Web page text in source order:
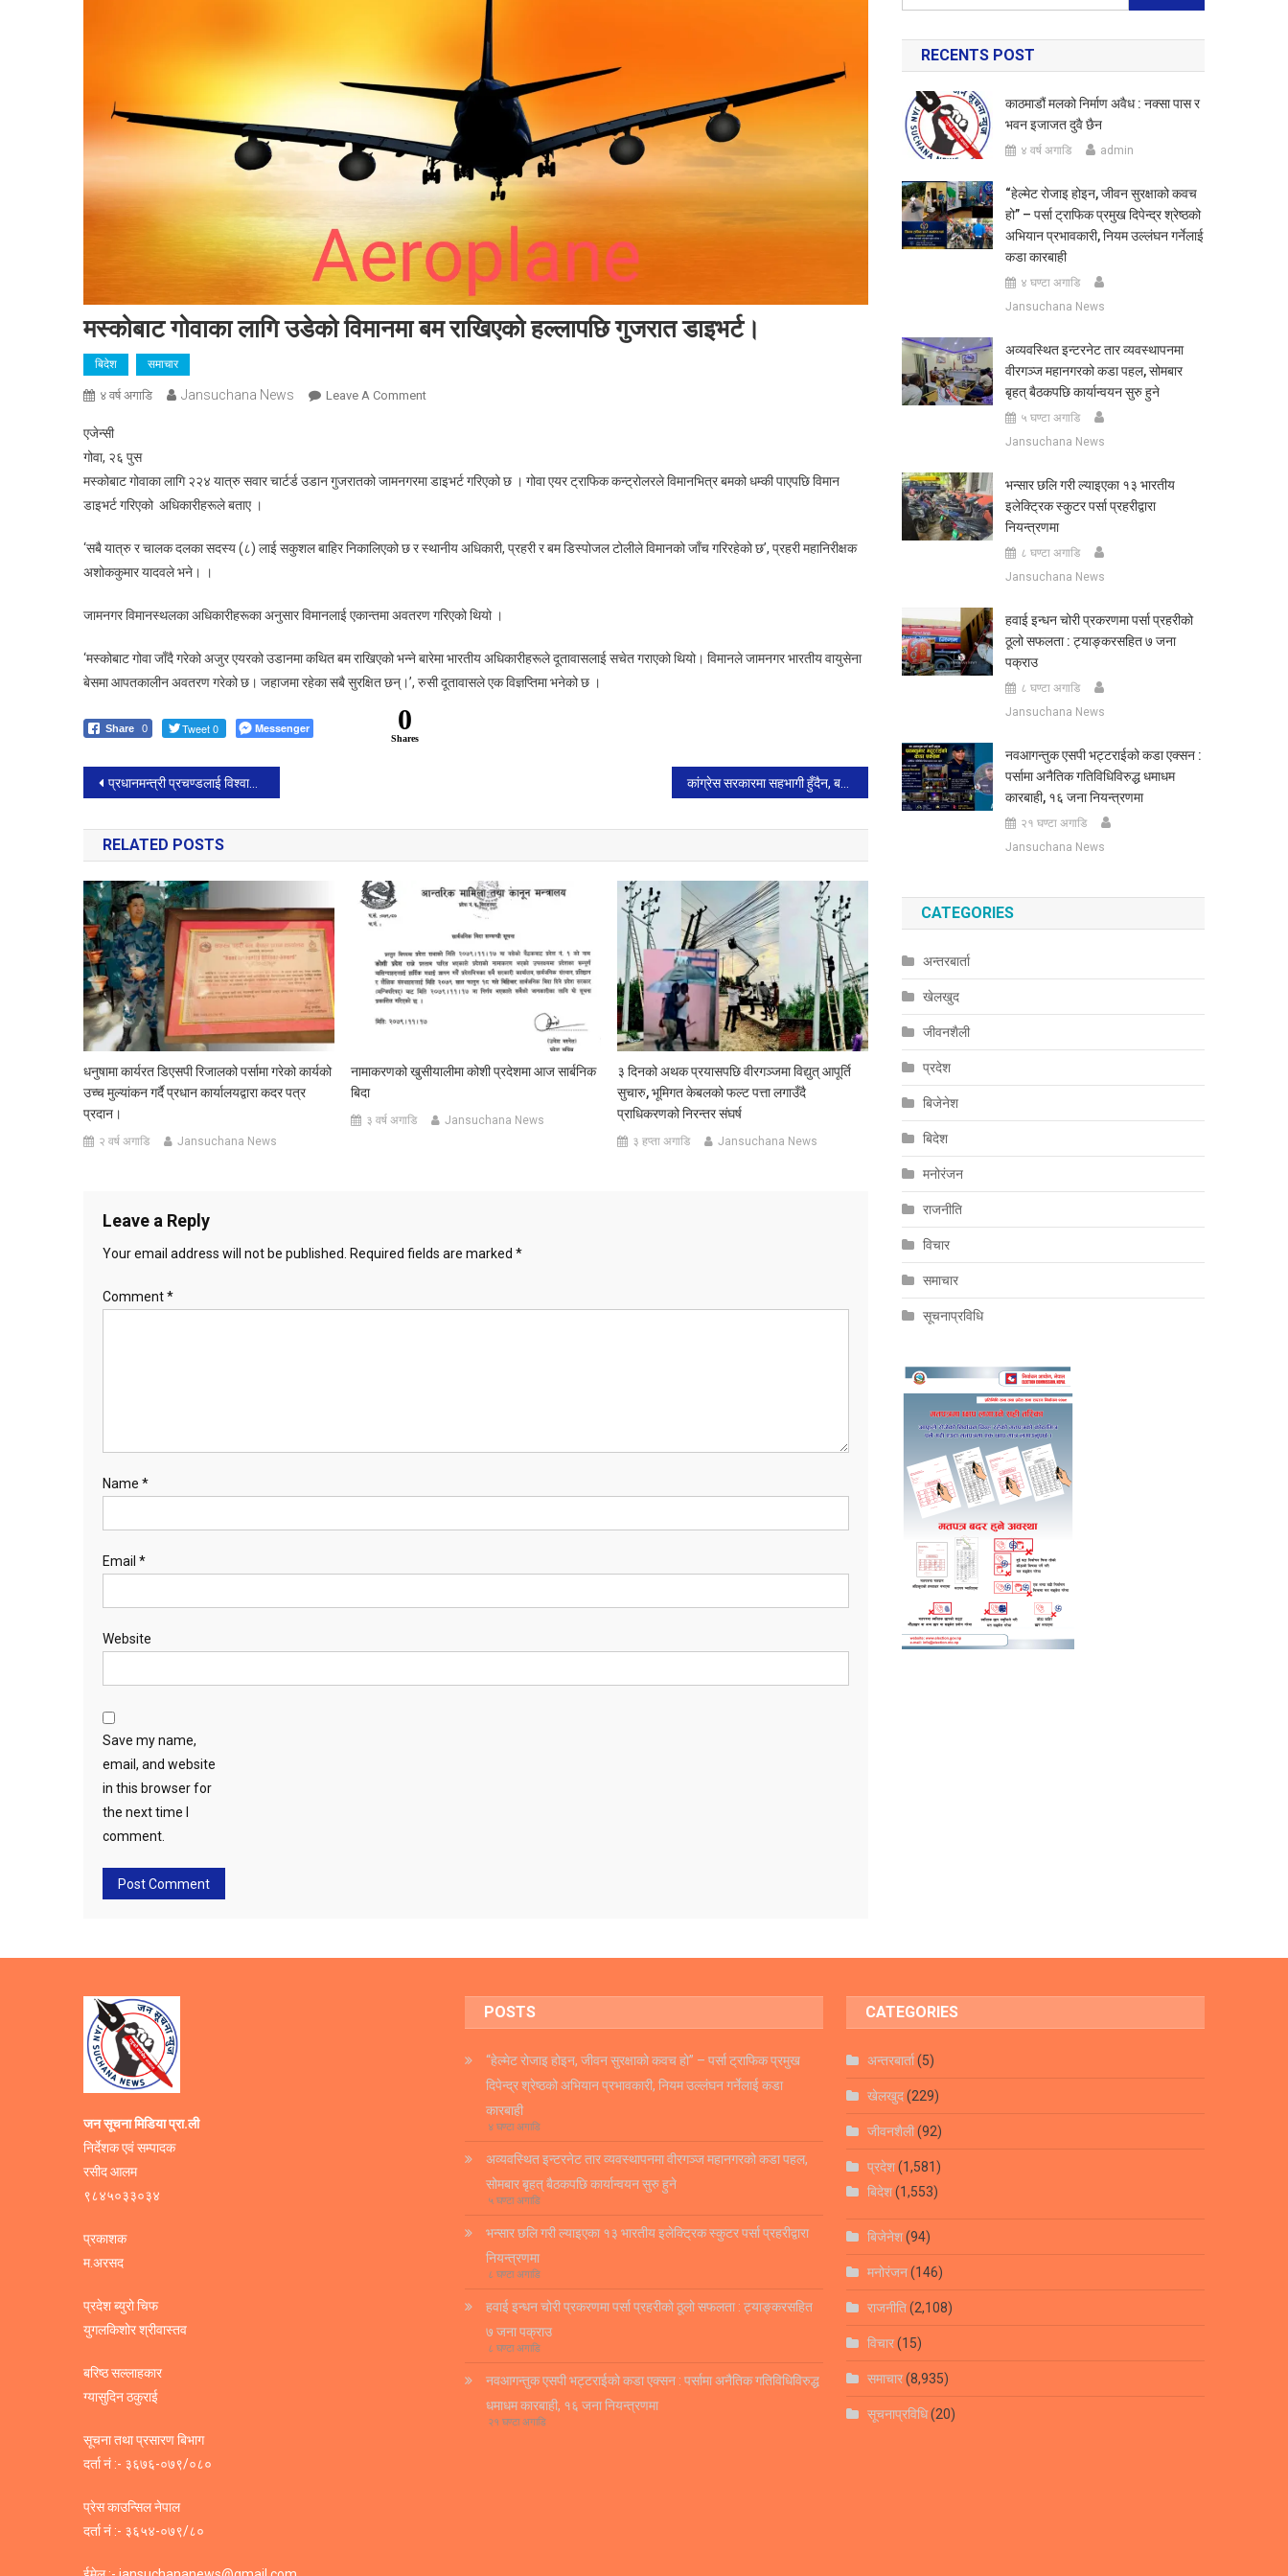
मस्कोबाट गोवाका लागि उडेको विमानमा बम राखिएको हल्लापछि गुजरात डाइभर्ट।
बिदेश समाचार
४ वर्ष अगाडि Jansuchana News Leave A CommentOn
उडेको
राखिएको
डाइभर्ट।
एजेन्सी
गोवा, २६ पुस
मस्कोबाट गोवाका लागि २२४ यात्रु सवार चार्टर्ड उडान गुजरातको जामनगरमा डाइभर्ट गरिएको छ । गोवा एयर ट्राफिक कन्ट्रोलरले विमानभित्र बमको धम्की पाएपछि विमान
डाइभर्ट गरिएको अधिकारीहरूले बताए ।
‘सबै यात्रु र चालक दलका सदस्य (८) लाई सकुशल बाहिर निकालिएको छ र स्थानीय अधिकारी, प्रहरी र बम डिस्पोजल टोलीले विमानको जाँच गरिरहेको छ’, प्रहरी महानिरीक्षक
अशोककुमार यादवले भने। ।
जामनगर विमानस्थलका अधिकारीहरूका अनुसार विमानलाई एकान्तमा अवतरण गरिएको थियो ।
‘मस्कोबाट गोवा जाँदै गरेको अजुर एयरको उडानमा कथित बम राखिएको भन्ने बारेमा भारतीय अधिकारीहरूले दूतावासलाई सचेत गराएको थियो। विमानले जामनगर भारतीय वायुसेना
बेसमा आपतकालीन अवतरण गरेको छ। जहाजमा रहेका सबै सुरक्षित छन्।’, रुसी दूतावासले एक विज्ञप्तिमा भनेको छ ।
Share 0 Tweet 0 Messenger 0
Shares
Post
navigation
प्रधानमन्त्री प्रचण्डलाई विश्वासको मत दिने लोसपाको निर्णय। कांग्रेस सरकारमा सहभागी हुँदैन, बलियो प्रतिपक्षी बन्छ : देउवा
RELATED POSTS
धनुषामा कार्यरत डिएसपी रिजालको पर्सामा गरेको कार्यको
उच्च मुल्यांकन गर्दै प्रधान कार्यालयद्वारा कदर पत्र
प्रदान।
२ वर्ष अगाडि Jansuchana News
नामाकरणको खुसीयालीमा कोशी प्रदेशमा आज सार्बनिक
बिदा
३ वर्ष अगाडि Jansuchana News
३ दिनको अथक प्रयासपछि वीरगञ्जमा विद्युत् आपूर्ति
सुचारु, भूमिगत केबलको फल्ट पत्ता लगाउँदै
प्राधिकरणको निरन्तर संघर्ष
३ हप्ता अगाडि Jansuchana News
Leave a Reply
Your email address will not be published. Required fields are marked *
Comment*
Name *
Email *
Website
Save my name,
email, and website
in this browser for
the next time I
comment.
for:
RECENTS POST
काठमाडौं मलको निर्माण अवैध : नक्सा पास र
भवन इजाजत दुवै छैन
४ वर्ष अगाडि admin
“हेल्मेट रोजाइ होइन, जीवन सुरक्षाको कवच
हो” – पर्सा ट्राफिक प्रमुख दिपेन्द्र श्रेष्ठको
अभियान प्रभावकारी, नियम उल्लंघन गर्नेलाई
कडा कारबाही
४ घण्टा अगाडि
Jansuchana News
अव्यवस्थित इन्टरनेट तार व्यवस्थापनमा
वीरगञ्ज महानगरको कडा पहल, सोमबार
बृहत् बैठकपछि कार्यान्वयन सुरु हुने
५ घण्टा अगाडि
Jansuchana News
भन्सार छलि गरी ल्याइएका १३ भारतीय
इलेक्ट्रिक स्कुटर पर्सा प्रहरीद्वारा
नियन्त्रणमा
८ घण्टा अगाडि
Jansuchana News
हवाई इन्धन चोरी प्रकरणमा पर्सा प्रहरीको
ठूलो सफलता : ट्याङ्करसहित ७ जना
पक्राउ
८ घण्टा अगाडि
Jansuchana News
नवआगन्तुक एसपी भट्टराईको कडा एक्सन :
पर्सामा अनैतिक गतिविधिविरुद्ध धमाधम
कारबाही, १६ जना नियन्त्रणमा
२१ घण्टा अगाडि
Jansuchana News
CATEGORIES
अन्तरबार्ता
खेलखुद
जीवनशैली
प्रदेश
बिजेनेश
बिदेश
मनोरंजन
राजनीति
विचार
समाचार
सूचनाप्रविधि
जन सूचना मिडिया प्रा.ली
निर्देशक एवं सम्पादक
रसीद आलम
९८४५०३३०३४
प्रकाशक
म.अरसद
प्रदेश ब्युरो चिफ
युगलकिशोर श्रीवास्तव
बरिष्ठ सल्लाहकार
ग्यासुदिन ठकुराई
सूचना तथा प्रसारण बिभाग
दर्ता नं :- ३६७६-०७९/०८०
प्रेस काउन्सिल नेपाल
दर्ता नं :- ३६५४-०७९/८०
POSTS
“हेल्मेट रोजाइ होइन, जीवन सुरक्षाको कवच हो” – पर्सा ट्राफिक प्रमुख
दिपेन्द्र श्रेष्ठको अभियान प्रभावकारी, नियम उल्लंघन गर्नेलाई कडा
कारबाही
४ घण्टा अगाडि
अव्यवस्थित इन्टरनेट तार व्यवस्थापनमा वीरगञ्ज महानगरको कडा पहल,
सोमबार बृहत् बैठकपछि कार्यान्वयन सुरु हुने
५ घण्टा अगाडि
भन्सार छलि गरी ल्याइएका १३ भारतीय इलेक्ट्रिक स्कुटर पर्सा प्रहरीद्वारा
नियन्त्रणमा
८ घण्टा अगाडि
हवाई इन्धन चोरी प्रकरणमा पर्सा प्रहरीको ठूलो सफलता : ट्याङ्करसहित
७ जना पक्राउ
८ घण्टा अगाडि
नवआगन्तुक एसपी भट्टराईको कडा एक्सन : पर्सामा अनैतिक गतिविधिविरुद्ध
धमाधम कारबाही, १६ जना नियन्त्रणमा
२१ घण्टा अगाडि
CATEGORIES
अन्तरबार्ता(5)
खेलखुद(229)
जीवनशैली(92)
प्रदेश(1,581)
बिदेश(1,553)
बिजेनेश(94)
मनोरंजन(146)
राजनीति(2,108)
विचार(15)
समाचार(8,935)
सूचनाप्रविधि(20)